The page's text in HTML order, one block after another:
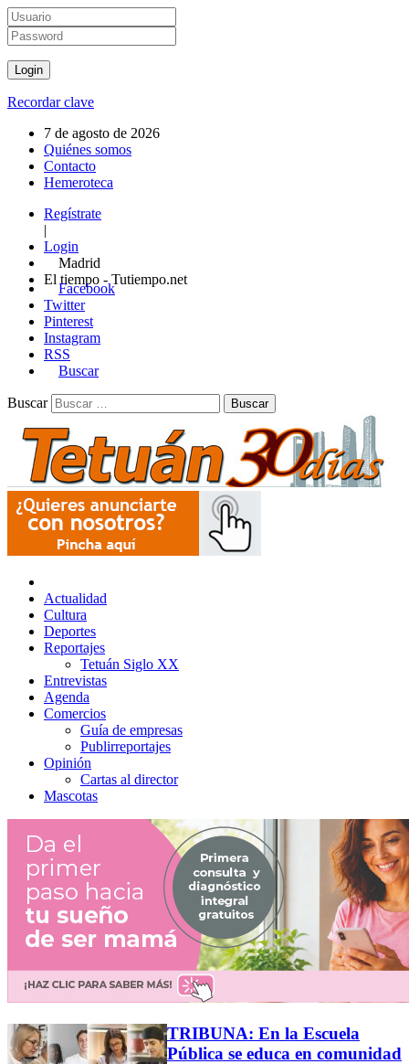
Recordar clave
7 de agosto de 2026
Quiénes somos
Contacto
Hemeroteca
Regístrate
|
Login
Madrid
El tiempo - Tutiempo.net
Facebook
Twitter
Pinterest
Instagram
RSS
Buscar
Buscar
Actualidad
Cultura
Deportes
Reportajes
Tetuán Siglo XX
Entrevistas
Agenda
Comercios
Guía de empresas
Publirreportajes
Opinión
Cartas al director
Mascotas
TRIBUNA: En la Escuela
Pública se educa en comunidad